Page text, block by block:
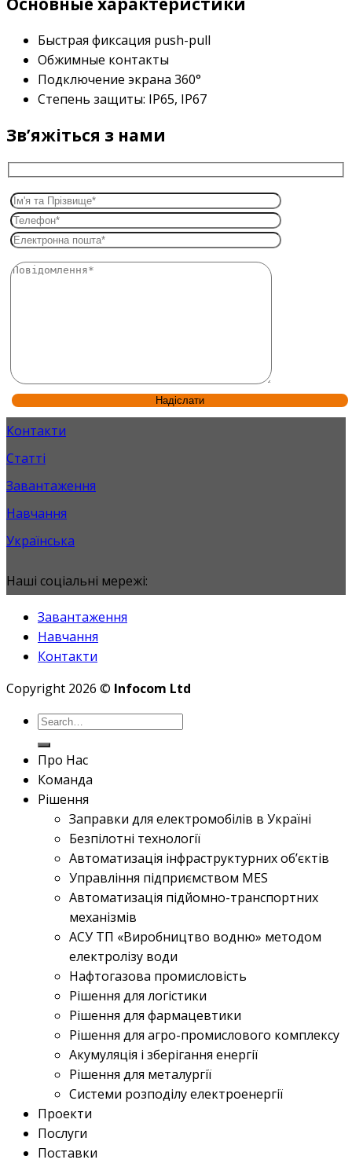
Быстрая фиксация push-pull
Обжимные контакты
Подключение экрана 360°
Степень защиты: IP65, IP67
Звʼяжіться з нами
Контакти
Статті
Завантаження
Навчання
Українська
Наші соціальні мережі:
Завантаження
Навчання
Контакти
Copyright 2026 © Infocom Ltd
Про Нас
Команда
Рішення
Заправки для електромобілів в Україні
Безпілотні технології
Автоматизація інфраструктурних об’єктів
Управління підприємством MES
Автоматизація підйомно-транспортних
механізмів
АСУ ТП «Виробництво водню» методом
електролізу води
Нафтогазова промисловість
Рішення для логістики
Рішення для фармацевтики
Рішення для агро-промислового комплексу
Акумуляція і зберігання енергії
Рішення для металургії
Системи розподілу електроенергії
Проекти
Послуги
Поставки